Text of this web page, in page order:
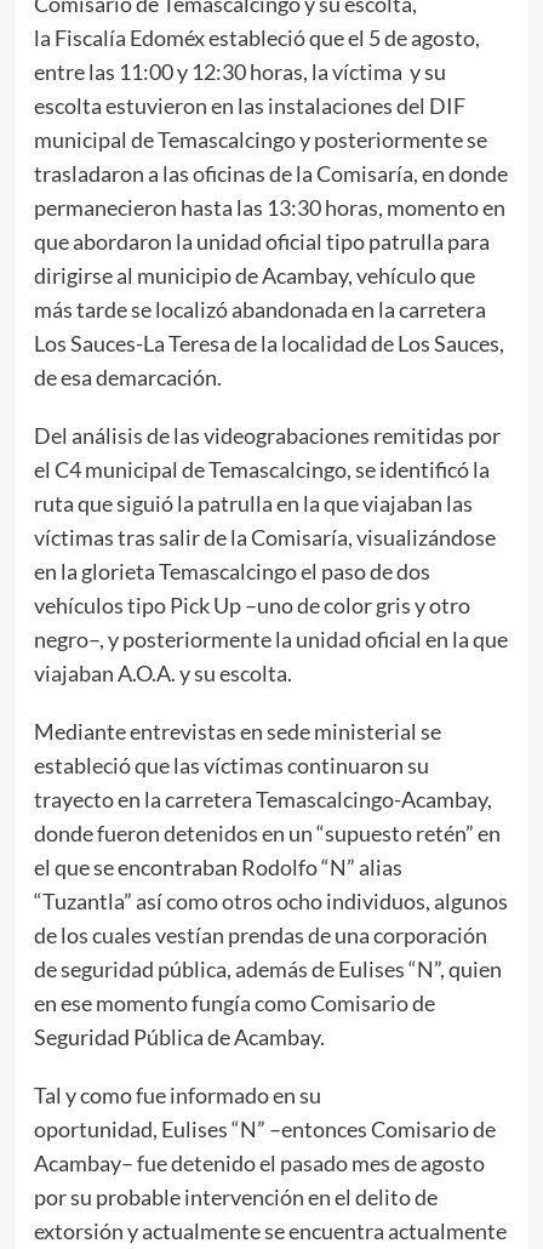
la Fiscalía Edoméx estableció que el 5 de agosto,
entre las 11:00 y 12:30 horas, la víctima y su
escolta estuvieron en las instalaciones del DIF
municipal de Temascalcingo y posteriormente se
trasladaron a las oficinas de la Comisaría, en donde
permanecieron hasta las 13:30 horas, momento en
que abordaron la unidad oficial tipo patrulla para
dirigirse al municipio de Acambay, vehículo que
más tarde se localizó abandonada en la carretera
Los Sauces-La Teresa de la localidad de Los Sauces,
de esa demarcación.
Del análisis de las videograbaciones remitidas por
el C4 municipal de Temascalcingo, se identificó la
ruta que siguió la patrulla en la que viajaban las
víctimas tras salir de la Comisaría, visualizándose
en la glorieta Temascalcingo el paso de dos
vehículos tipo Pick Up –uno de color gris y otro
negro–, y posteriormente la unidad oficial en la que
viajaban A.O.A. y su escolta.
Mediante entrevistas en sede ministerial se
estableció que las víctimas continuaron su
trayecto en la carretera Temascalcingo-Acambay,
donde fueron detenidos en un “supuesto retén” en
el que se encontraban Rodolfo “N” alias
“Tuzantla” así como otros ocho individuos, algunos
de los cuales vestían prendas de una corporación
de seguridad pública, además de Eulises “N”, quien
en ese momento fungía como Comisario de
Seguridad Pública de Acambay.
Tal y como fue informado en su
oportunidad, Eulises “N” –entonces Comisario de
Acambay– fue detenido el pasado mes de agosto
por su probable intervención en el delito de
extorsión y actualmente se encuentra actualmente